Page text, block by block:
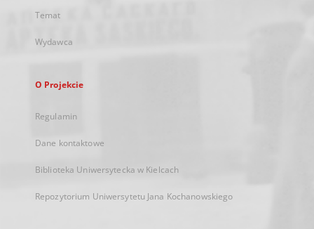
Temat
Wydawca
O Projekcie
Regulamin
Dane kontaktowe
Biblioteka Uniwersytecka w Kielcach
Repozytorium Uniwersytetu Jana Kochanowskiego